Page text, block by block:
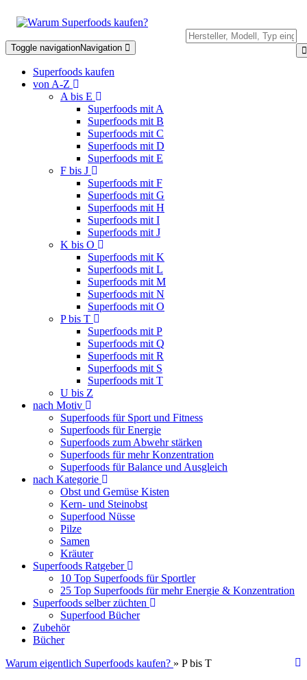
Toggle navigationNavigation
Superfoods kaufen
von A-Z
A bis E
Superfoods mit A
Superfoods mit B
Superfoods mit C
Superfoods mit D
Superfoods mit E
F bis J
Superfoods mit F
Superfoods mit G
Superfoods mit H
Superfoods mit I
Superfoods mit J
K bis O
Superfoods mit K
Superfoods mit L
Superfoods mit M
Superfoods mit N
Superfoods mit O
P bis T
Superfoods mit P
Superfoods mit Q
Superfoods mit R
Superfoods mit S
Superfoods mit T
U bis Z
nach Motiv
Superfoods für Sport und Fitness
Superfoods für Energie
Superfoods zum Abwehr stärken
Superfoods für mehr Konzentration
Superfoods für Balance und Ausgleich
nach Kategorie
Obst und Gemüse Kisten
Kern- und Steinobst
Superfood Nüsse
Pilze
Samen
Kräuter
Superfoods Ratgeber
10 Top Superfoods für Sportler
25 Top Superfoods für mehr Energie & Konzentration
Superfoods selber züchten
Superfood Bücher
Zubehör
Bücher
Warum eigentlich Superfoods kaufen? » P bis T